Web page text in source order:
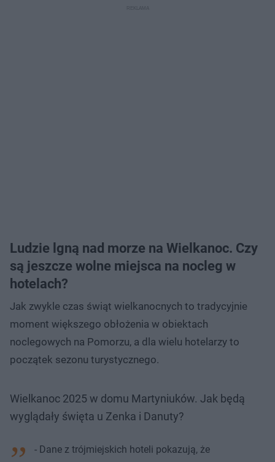
Ludzie lgną nad morze na Wielkanoc. Czy
są jeszcze wolne miejsca na nocleg w
hotelach?
Jak zwykle czas świąt wielkanocnych to tradycyjnie
moment większego obłożenia w obiektach
noclegowych na Pomorzu, a dla wielu hotelarzy to
początek sezonu turystycznego.
Wielkanoc 2025 w domu Martyniuków. Jak będą
wyglądały święta u Zenka i Danuty?
- Dane z trójmiejskich hoteli pokazują, że